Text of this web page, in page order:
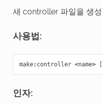
새 controller 파일을 생
사용법:
make: controller <name> [
인자: